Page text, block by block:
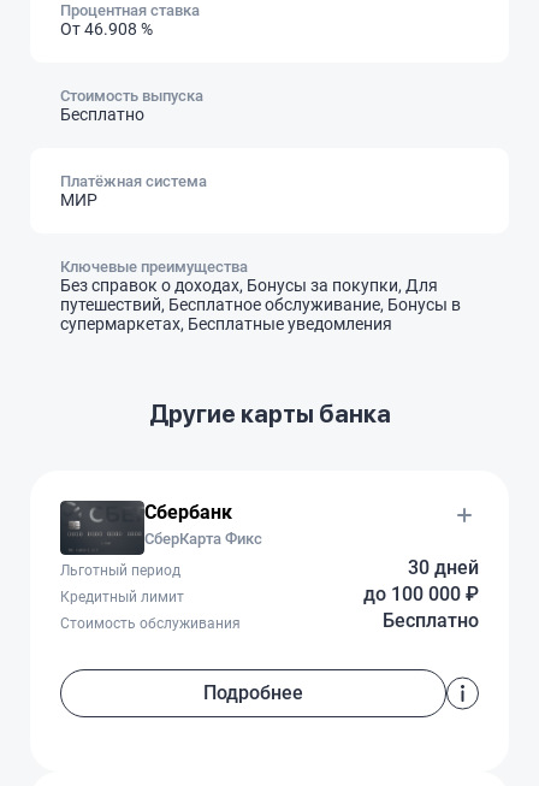
Процентная ставка
От 46.908 %
Стоимость выпуска
Бесплатно
Платёжная система
МИР
Ключевые преимущества
Без справок о доходах, Бонусы за покупки, Для
путешествий, Бесплатное обслуживание, Бонусы в
супермаркетах, Бесплатные уведомления
Другие карты банка
Сбербанк
СберКарта Фикс
30 дней
Льготный период
до 100 000 ₽
Кредитный лимит
Бесплатно
Стоимость обслуживания
Подробнее